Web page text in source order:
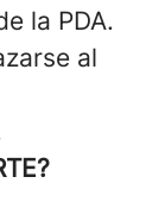
la PDA.
al